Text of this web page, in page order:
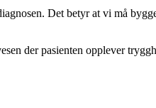
Det betyr at vi må
der pasienten opplever